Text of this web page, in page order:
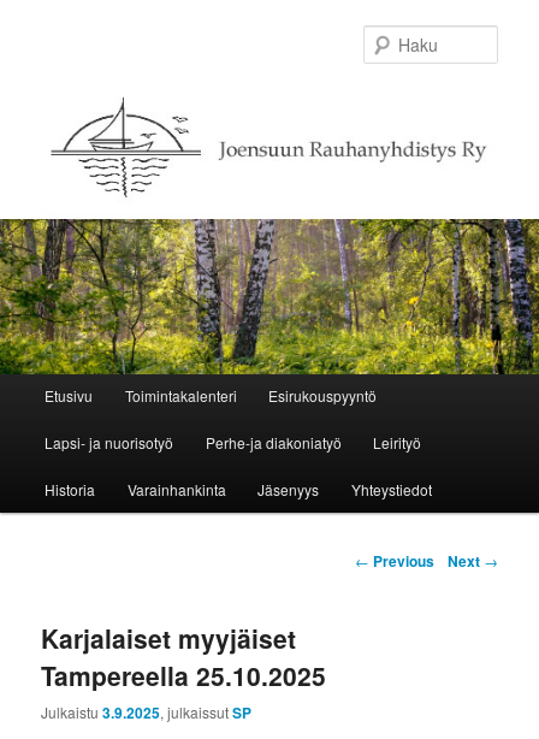
Siirry sisältöön
Siirry toissijaiseen sisältöön
Etusivu Toimintakalenteri Esirukouspyyntö
Lapsi- ja nuorisotyö Perhe-ja diakoniatyö Leirityö
Historia Varainhankinta Jäsenyys Yhteystiedot
← Previous Next →
Karjalaiset myyjäiset
Tampereella 25.10.2025
Julkaistu3.9.2025, julkaissutSP